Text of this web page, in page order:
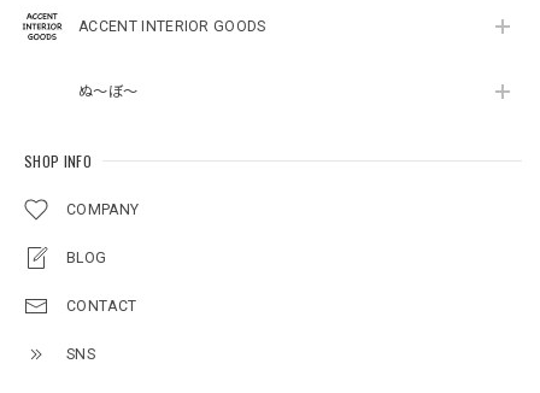
ACCENT INTERIOR GOODS
ぬ～ぼ～
SHOP INFO
COMPANY
BLOG
CONTACT
SNS